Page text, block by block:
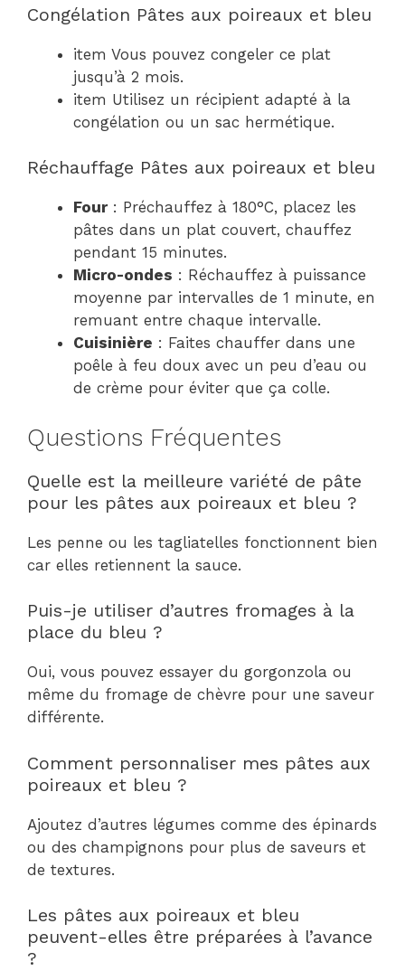
Congélation Pâtes aux poireaux et bleu
item Vous pouvez congeler ce plat
jusqu’à 2 mois.
item Utilisez un récipient adapté à la
congélation ou un sac hermétique.
Réchauffage Pâtes aux poireaux et bleu
Four: Préchauffez à 180°C, placez les
pâtes dans un plat couvert, chauffez
pendant 15 minutes.
Micro-ondes : Réchauffez à puissance
moyenne par intervalles de 1 minute, en
remuant entre chaque intervalle.
Cuisinière : Faites chauffer dans une
poêle à feu doux avec un peu d’eau ou
de crème pour éviter que ça colle.
Questions Fréquentes
Quelle est la meilleure variété de pâte
pour les pâtes aux poireaux et bleu ?
Les penne ou les tagliatelles fonctionnent bien
car elles retiennent la sauce.
Puis-je utiliser d’autres fromages à la
place du bleu ?
Oui, vous pouvez essayer du gorgonzola ou
même du fromage de chèvre pour une saveur
différente.
Comment personnaliser mes pâtes aux
poireaux et bleu ?
Ajoutez d’autres légumes comme des épinards
ou des champignons pour plus de saveurs et
de textures.
Les pâtes aux poireaux et bleu
peuvent-elles être préparées à l’avance
?